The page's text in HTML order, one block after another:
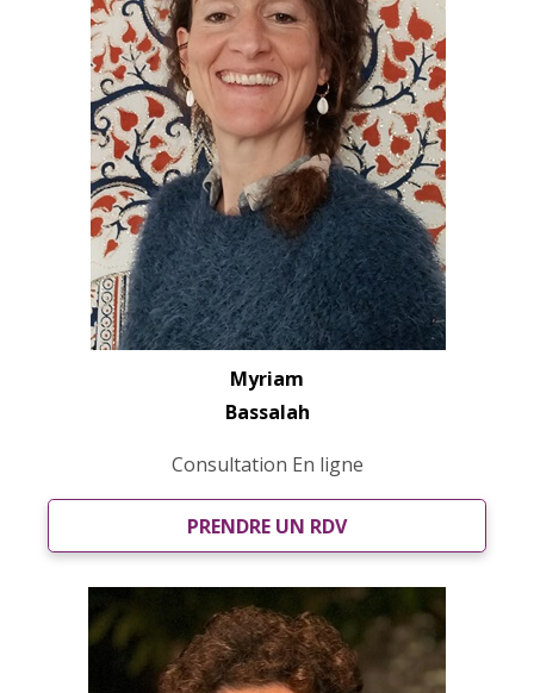
Myriam
Bassalah
Consultation En ligne
PRENDRE UN RDV